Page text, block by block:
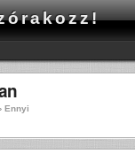
ó r a k o z z !
Ennyi